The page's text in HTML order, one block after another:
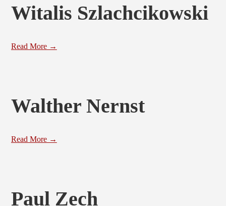
Witalis Szlachcikowski
Read More →
Walther Nernst
Read More →
Paul Zech